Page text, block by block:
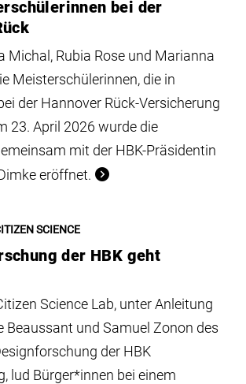
bei der
Michal, Rubia Rose und Marianna
Meisterschülerinnen, die in
der Hannover Rück-Versicherung
23. April 2026 wurde die
mit der HBK-Präsidentin
eröffnet.
SCIENCE
der HBK geht
Science Lab, unter Anleitung
Beaussant und Samuel Zonon des
der HBK
lud Bürger*innen bei einem